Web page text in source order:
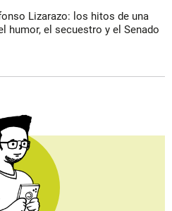
Lizarazo: los hitos de una
humor, el secuestro y el Senado